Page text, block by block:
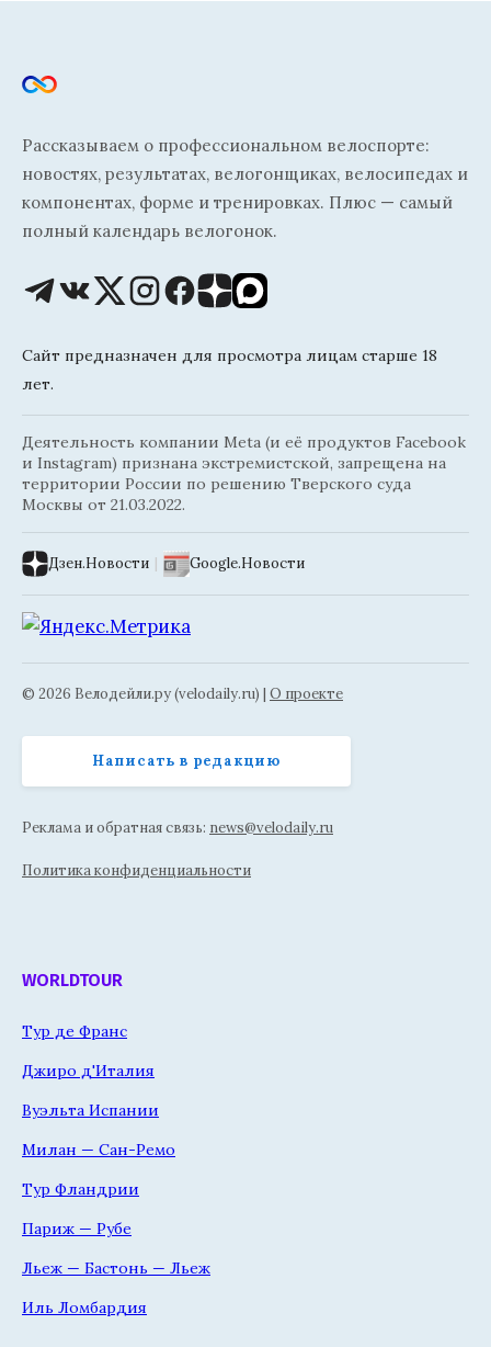
Рассказываем о профессиональном велоспорте:
новостях, результатах, велогонщиках, велосипедах и
компонентах, форме и тренировках. Плюс — самый
полный календарь велогонок.
Сайт предназначен для просмотра лицам старше 18
лет.
Деятельность компании Meta (и её продуктов Facebook
и Instagram) признана экстремистской, запрещена на
территории России по решению Тверского суда
Москвы от 21.03.2022.
Дзен.Новости | Google.Новости
© 2026 Велодейли.ру (velodaily.ru) | О проекте
Написать в редакцию
Реклама и обратная связь: news@velodaily.ru
Политика конфиденциальности
WORLDTOUR
Тур де Франс
Джиро д'Италия
Вуэльта Испании
Милан — Сан-Ремо
Тур Фландрии
Париж — Рубе
Льеж — Бастонь — Льеж
Иль Ломбардия